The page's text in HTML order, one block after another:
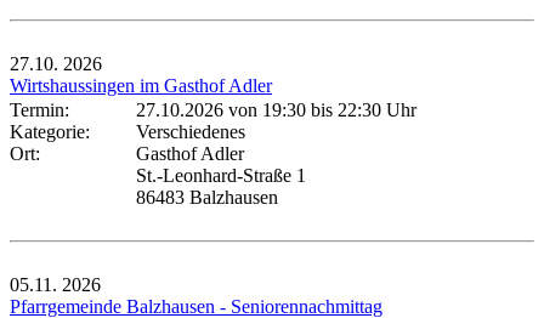
27.10. 2026
Wirtshaussingen im Gasthof Adler
Termin:
27.10.2026 von 19:30 bis 22:30 Uhr
Kategorie:
Verschiedenes
Ort:
Gasthof Adler
St.-Leonhard-Straße 1
86483 Balzhausen
05.11. 2026
Pfarrgemeinde Balzhausen - Seniorennachmittag